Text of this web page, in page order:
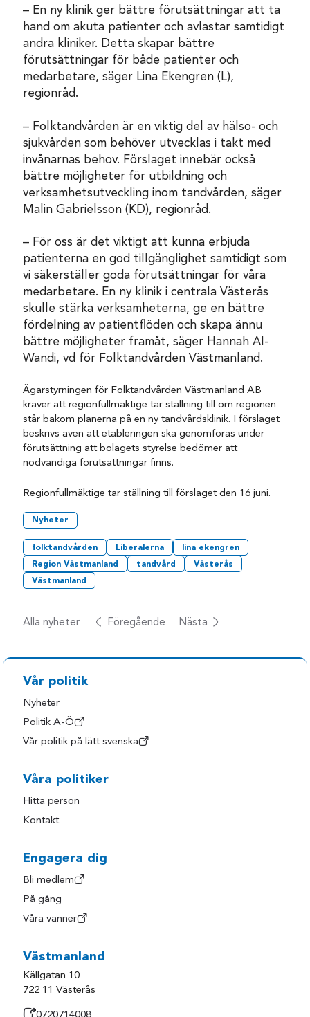
– En ny klinik ger bättre förutsättningar att ta
hand om akuta patienter och avlastar samtidigt
andra kliniker. Detta skapar bättre
förutsättningar för både patienter och
medarbetare, säger Lina Ekengren (L),
regionråd.
– Folktandvården är en viktig del av hälso- och
sjukvården som behöver utvecklas i takt med
invånarnas behov. Förslaget innebär också
bättre möjligheter för utbildning och
verksamhetsutveckling inom tandvården, säger
Malin Gabrielsson (KD), regionråd.
– För oss är det viktigt att kunna erbjuda
patienterna en god tillgänglighet samtidigt som
vi säkerställer goda förutsättningar för våra
medarbetare. En ny klinik i centrala Västerås
skulle stärka verksamheterna, ge en bättre
fördelning av patientflöden och skapa ännu
bättre möjligheter framåt, säger Hannah Al-
Wandi, vd för Folktandvården Västmanland.
Ägarstyrningen för Folktandvården Västmanland AB
kräver att regionfullmäktige tar ställning till om regionen
står bakom planerna på en ny tandvårdsklinik. I förslaget
beskrivs även att etableringen ska genomföras under
förutsättning att bolagets styrelse bedömer att
nödvändiga förutsättningar finns.
Regionfullmäktige tar ställning till förslaget den 16 juni.
Nyheter
folktandvården Liberalerna
lina ekengren
Region Västmanland
tandvård
Västerås
Västmanland
Alla nyheter Föregående Nästa
Vår politik
Nyheter
Politik A-Ö
Vår politik på lätt svenska
Våra politiker
Hitta person
Kontakt
Engagera dig
Bli medlem
På gång
Våra vänner
Västmanland
Källgatan 10
722 11 Västerås
0720714008